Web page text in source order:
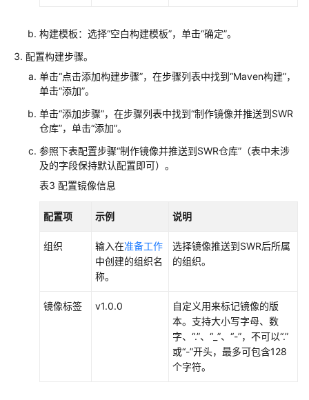
构建模板：选择“空白构建模板”，单击“确定”。
配置构建步骤。
单击“点击添加构建步骤”，在步骤列表中找到“Maven构建”，
单击“添加”。
单击“添加步骤”，在步骤列表中找到“制作镜像并推送到SWR
仓库”，单击“添加”。
参照下表配置步骤“制作镜像并推送到SWR仓库”（表中未涉
及的字段保持默认配置即可）。
表3 配置镜像信息
配置项 示例 说明
组织 输入在准备工作
中创建的组织名
称。
选择镜像推送到SWR后所属
的组织。
镜像标签 v1.0.0
自定义用来标记镜像的版
本。支持大小写字母、数
字、“.”、“_”、“-”，不可以“.”
或“-”开头，最多可包含128
个字符。